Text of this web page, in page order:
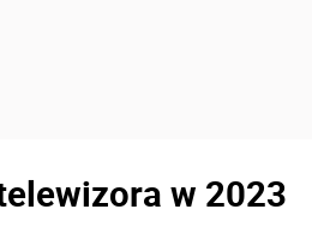
w 2023